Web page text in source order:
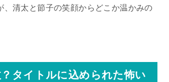
清太と節子の笑顔からどこか温かみの
タイトルに込められた怖い